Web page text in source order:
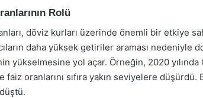
Rolü
döviz kurları üzerinde önemli bir etkiye
daha yüksek getiriler araması nedeniyle
yükselmesine yol açar. Örneğin, 2020 yılında
faiz oranlarını sıfıra yakın seviyelere